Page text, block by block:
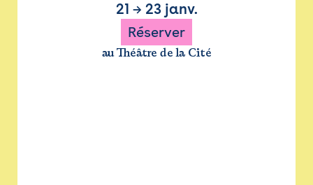
21 → 23 janv.
Réserver
au Théâtre de la Cité